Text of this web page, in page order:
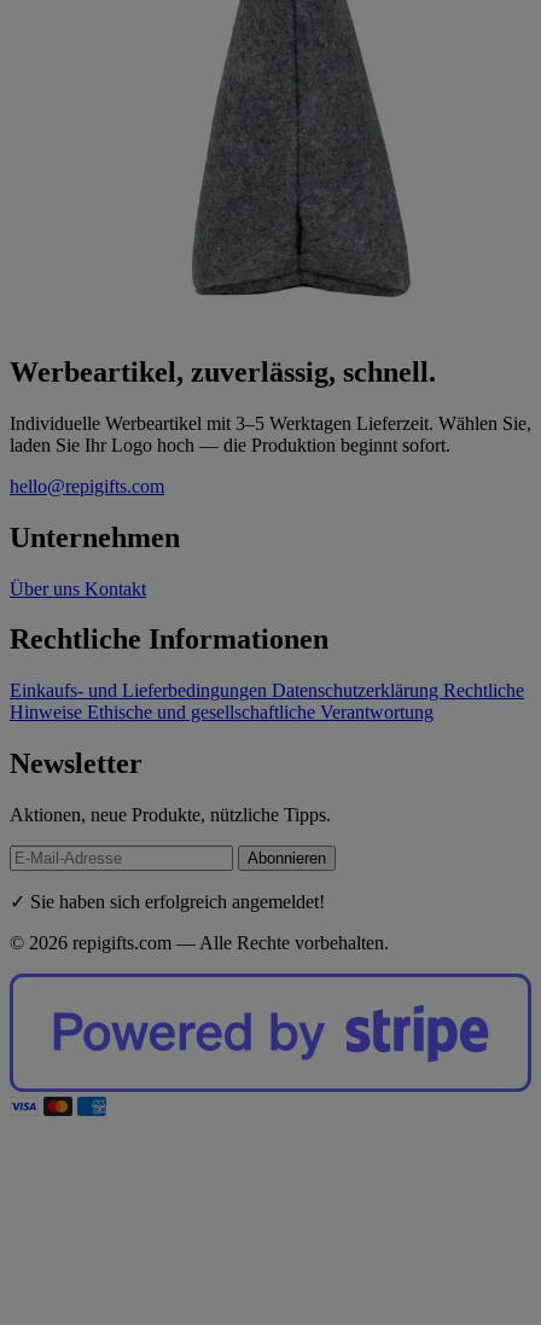
Werbeartikel, zuverlässig, schnell.
Individuelle Werbeartikel mit 3–5 Werktagen Lieferzeit. Wählen Sie,
laden Sie Ihr Logo hoch — die Produktion beginnt sofort.
hello@repigifts.com
Unternehmen
Über uns Kontakt
Rechtliche Informationen
Einkaufs- und Lieferbedingungen Datenschutzerklärung Rechtliche
Hinweise Ethische und gesellschaftliche Verantwortung
Newsletter
Aktionen, neue Produkte, nützliche Tipps.
Abonnieren
✓ Sie haben sich erfolgreich angemeldet!
© 2026 repigifts.com — Alle Rechte vorbehalten.